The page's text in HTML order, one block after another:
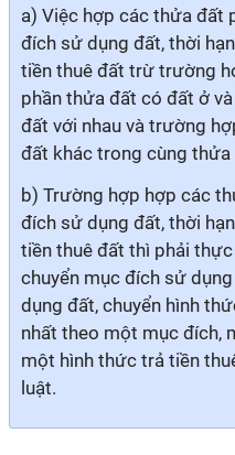
a) Việc hợp các thửa đất
đích sử dụng đất, thời
tiền thuê đất trừ trường
phần thửa đất có đất ở
đất với nhau và trường
đất khác trong cùng
b) Trường hợp hợp các
đích sử dụng đất, thời
tiền thuê đất thì phải
chuyển mục đích sử
dụng đất, chuyển hình
nhất theo một mục đích,
một hình thức trả tiền
luật.